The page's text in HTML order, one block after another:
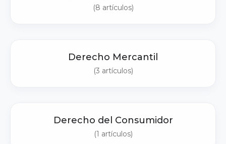
(8 artículos)
Derecho Mercantil
(3 artículos)
Derecho del Consumidor
(1 artículos)